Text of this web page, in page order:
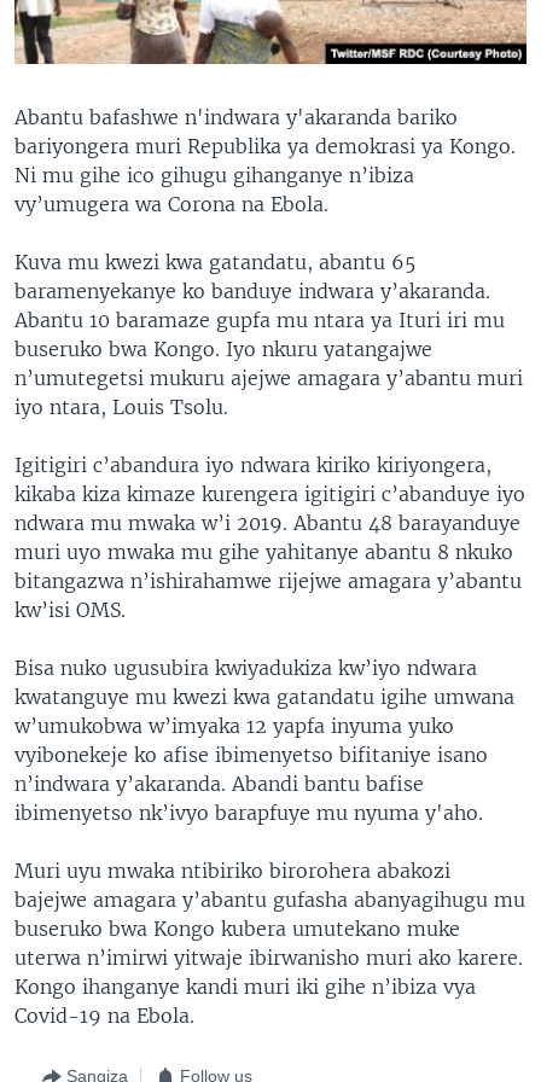
Abantu bafashwe n'indwara y'akaranda bariko
bariyongera muri Republika ya demokrasi ya Kongo.
Ni mu gihe ico gihugu gihanganye n’ibiza
vy’umugera wa Corona na Ebola.
Kuva mu kwezi kwa gatandatu, abantu 65
baramenyekanye ko banduye indwara y’akaranda.
Abantu 10 baramaze gupfa mu ntara ya Ituri iri mu
buseruko bwa Kongo. Iyo nkuru yatangajwe
n’umutegetsi mukuru ajejwe amagara y’abantu muri
iyo ntara, Louis Tsolu.
Igitigiri c’abandura iyo ndwara kiriko kiriyongera,
kikaba kiza kimaze kurengera igitigiri c’abanduye iyo
ndwara mu mwaka w’i 2019. Abantu 48 barayanduye
muri uyo mwaka mu gihe yahitanye abantu 8 nkuko
bitangazwa n’ishirahamwe rijejwe amagara y’abantu
kw’isi OMS.
Bisa nuko ugusubira kwiyadukiza kw’iyo ndwara
kwatanguye mu kwezi kwa gatandatu igihe umwana
w’umukobwa w’imyaka 12 yapfa inyuma yuko
vyibonekeje ko afise ibimenyetso bifitaniye isano
n’indwara y’akaranda. Abandi bantu bafise
ibimenyetso nk’ivyo barapfuye mu nyuma y'aho.
Muri uyu mwaka ntibiriko birorohera abakozi
bajejwe amagara y’abantu gufasha abanyagihugu mu
buseruko bwa Kongo kubera umutekano muke
uterwa n’imirwi yitwaje ibirwanisho muri ako karere.
Kongo ihanganye kandi muri iki gihe n’ibiza vya
Covid-19 na Ebola.
Sangiza Follow us